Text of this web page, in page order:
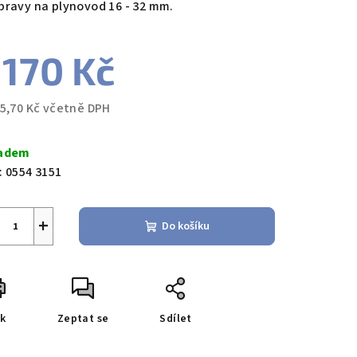
na plynovod 16 - 32 mm.
Kč
Kč včetně DPH
0554 3151
+ Do košíku
Zeptat se Sdílet